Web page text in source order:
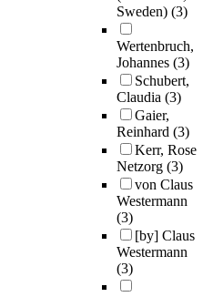
Sweden) (3)
Wertenbruch,
Johannes (3)
Schubert,
Claudia (3)
Gaier,
Reinhard (3)
Kerr, Rose
Netzorg (3)
von Claus
Westermann
(3)
[by] Claus
Westermann
(3)